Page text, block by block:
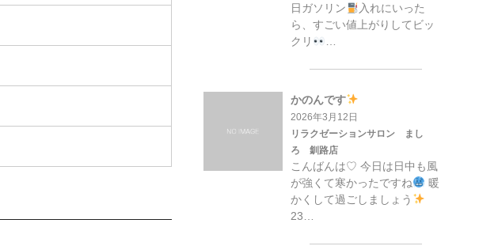
日ガソリン
入れにいった
ら、すごい値上がりしてビッ
クリ
…
かのんです
2026年3月12日
リラクゼーションサロン まし
ろ 釧路店
こんばんは♡ 今日は日中も風
が強くて寒かったですね
暖
かくして過ごしましょう
23…